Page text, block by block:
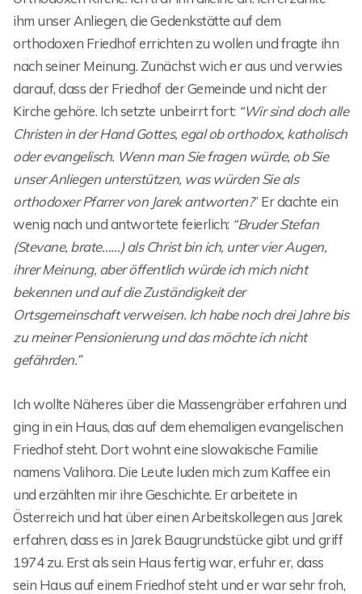
ihm unser Anliegen, die Gedenkstätte auf dem
orthodoxen Friedhof errichten zu wollen und fragte ihn
nach seiner Meinung. Zunächst wich er aus und verwies
darauf, dass der Friedhof der Gemeinde und nicht der
Kirche gehöre. Ich setzte unbeirrt fort: “Wir sind doch alle
Christen in der Hand Gottes, egal ob orthodox, katholisch
oder evangelisch. Wenn man Sie fragen würde, ob Sie
unser Anliegen unterstützen, was würden Sie als
orthodoxer Pfarrer von Jarek antworten?” Er dachte ein
wenig nach und antwortete feierlich: “Bruder Stefan
(Stevane, brate……) als Christ bin ich, unter vier Augen,
ihrer Meinung, aber öffentlich würde ich mich nicht
bekennen und auf die Zuständigkeit der
Ortsgemeinschaft verweisen. Ich habe noch drei Jahre bis
zu meiner Pensionierung und das möchte ich nicht
gefährden.”
Ich wollte Näheres über die Massengräber erfahren und
ging in ein Haus, das auf dem ehemaligen evangelischen
Friedhof steht. Dort wohnt eine slowakische Familie
namens Valihora. Die Leute luden mich zum Kaffee ein
und erzählten mir ihre Geschichte. Er arbeitete in
Österreich und hat über einen Arbeitskollegen aus Jarek
erfahren, dass es in Jarek Baugrundstücke gibt und griff
1974 zu. Erst als sein Haus fertig war, erfuhr er, dass
sein Haus auf einem Friedhof steht und er war sehr froh,